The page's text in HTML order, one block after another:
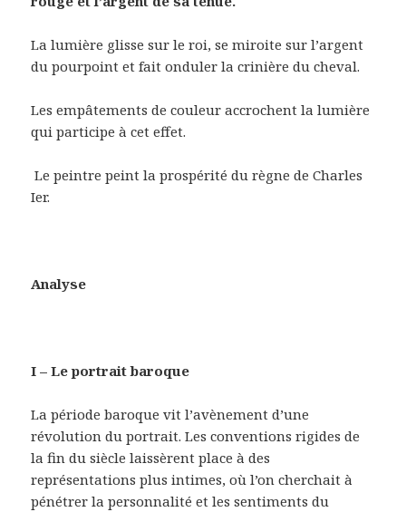
La lumière glisse sur le roi, se miroite sur l’argent
du pourpoint et fait onduler la crinière du cheval.
Les empâtements de couleur accrochent la lumière
qui participe à cet effet.
Le peintre peint la prospérité du règne de Charles
Ier.
Analyse
I – Le portrait baroque
La période baroque vit l’avènement d’une
révolution du portrait. Les conventions rigides de
la fin du siècle laissèrent place à des
représentations plus intimes, où l’on cherchait à
pénétrer la personnalité et les sentiments du